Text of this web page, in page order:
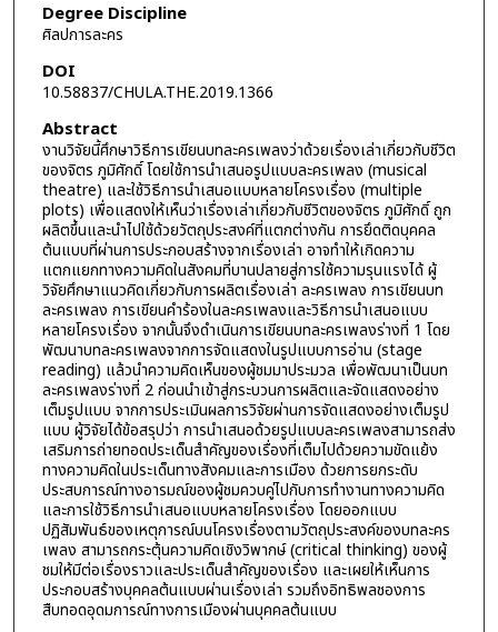
Degree Discipline
ศิลปการละคร
DOI
10.58837/CHULA.THE.2019.1366
Abstract
งานวิจัยนี้ศึกษาวิธีการเขียนบทละครเพลงว่าด้วยเรื่องเล่าเกี่ยวกับชีวิต
ของจิตร ภูมิศักดิ์ โดยใช้การนำเสนอรูปแบบละครเพลง (musical
theatre) และใช้วิธีการนำเสนอแบบหลายโครงเรื่อง (multiple
plots) เพื่อแสดงให้เห็นว่าเรื่องเล่าเกี่ยวกับชีวิตของจิตร ภูมิศักดิ์ ถูก
ผลิตขึ้นและนำไปใช้ด้วยวัตถุประสงค์ที่แตกต่างกัน การยึดติดบุคคล
ต้นแบบที่ผ่านการประกอบสร้างจากเรื่องเล่า อาจทำให้เกิดความ
แตกแยกทางความคิดในสังคมที่บานปลายสู่การใช้ความรุนแรงได้ ผู้
วิจัยศึกษาแนวคิดเกี่ยวกับการผลิตเรื่องเล่า ละครเพลง การเขียนบท
ละครเพลง การเขียนคำร้องในละครเพลงและวิธีการนำเสนอแบบ
หลายโครงเรื่อง จากนั้นจึงดำเนินการเขียนบทละครเพลงร่างที่ 1 โดย
พัฒนาบทละครเพลงจากการจัดแสดงในรูปแบบการอ่าน (stage
reading) แล้วนำความคิดเห็นของผู้ชมมาประมวล เพื่อพัฒนาเป็นบท
ละครเพลงร่างที่ 2 ก่อนนำเข้าสู่กระบวนการผลิตและจัดแสดงอย่าง
เต็มรูปแบบ จากการประเมินผลการวิจัยผ่านการจัดแสดงอย่างเต็มรูป
แบบ ผู้วิจัยได้ข้อสรุปว่า การนำเสนอด้วยรูปแบบละครเพลงสามารถส่ง
เสริมการถ่ายทอดประเด็นสำคัญของเรื่องที่เต็มไปด้วยความขัดแย้ง
ทางความคิดในประเด็นทางสังคมและการเมือง ด้วยการยกระดับ
ประสบการณ์ทางอารมณ์ของผู้ชมควบคู่ไปกับการทำงานทางความคิด
และการใช้วิธีการนำเสนอแบบหลายโครงเรื่อง โดยออกแบบ
ปฏิสัมพันธ์ของเหตุการณ์บนโครงเรื่องตามวัตถุประสงค์ของบทละคร
เพลง สามารถกระตุ้นความคิดเชิงวิพากษ์ (critical thinking) ของผู้
ชมให้มีต่อเรื่องราวและประเด็นสำคัญของเรื่อง และเผยให้เห็นการ
ประกอบสร้างบุคคลต้นแบบผ่านเรื่องเล่า รวมถึงอิทธิพลชองการ
สืบทอดอุดมการณ์ทางการเมืองผ่านบุคคลต้นแบบ